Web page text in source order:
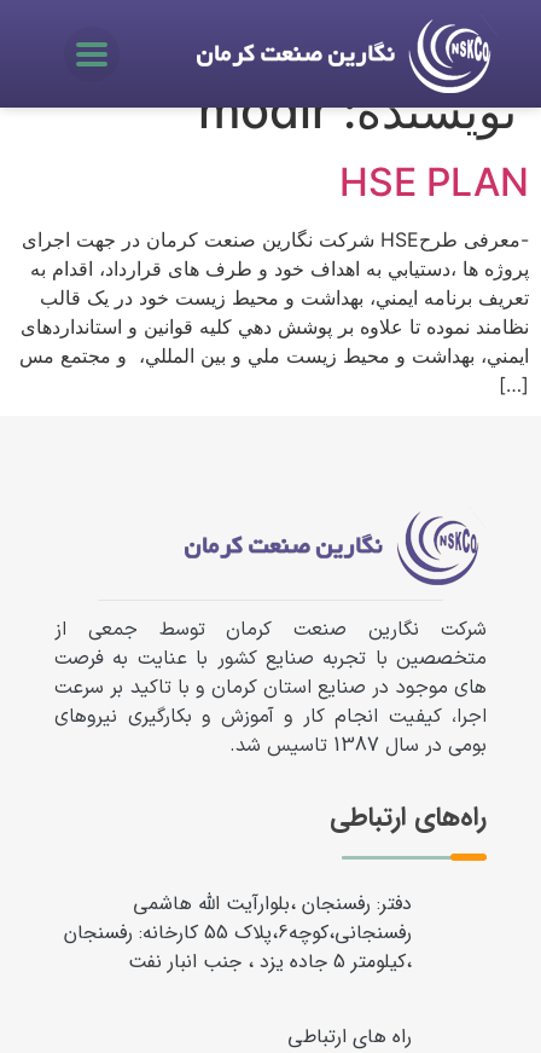
نویسنده:modir
HSE PLAN
-معرفی طرحHSE شرکت نگارین صنعت کرمان در جهت اجرای
پروژه ها ،دستيابي به اهداف خود و طرف های قرارداد، اقدام به
تعریف برنامه ایمني، بهداشت و محيط زیست خود در یک قالب
نظامند نموده تا علاوه بر پوشش دهي کليه قوانين و استانداردهای
ایمني، بهداشت و محيط زیست ملي و بين المللي، و مجتمع مس
[…]
شرکت نگارین صنعت کرمان توسط جمعی از
متخصصین با تجربه صنایع کشور با عنایت به فرصت
های موجود در صنایع استان کرمان و با تاکید بر سرعت
اجرا، کیفیت انجام کار و آموزش و بکارگیری نیروهای
بومی در سال 1387 تاسیس شد.
راه‌های ارتباطی
دفتر: رفسنجان ،بلوارآیت الله هاشمی
رفسنجانی،کوچه6،پلاک 55 کارخانه: رفسنجان
،کیلومتر 5 جاده یزد ، جنب انبار نفت
راه های ارتباطی